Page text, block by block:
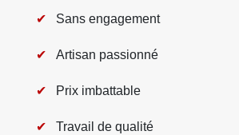
Sans engagement
Artisan passionné
Prix imbattable
Travail de qualité